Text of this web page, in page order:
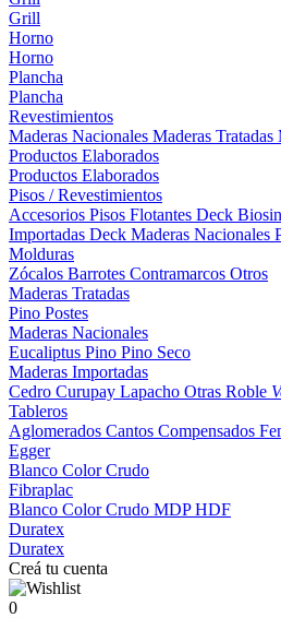
Grill
Horno
Horno
Plancha
Plancha
Revestimientos
Maderas Nacionales Maderas Tratadas
Productos Elaborados
Productos Elaborados
Pisos / Revestimientos
Accesorios Pisos Flotantes Deck
Importadas Deck Maderas Nacionales
Molduras
Zócalos Barrotes Contramarcos Otros
Maderas Tratadas
Pino Postes
Maderas Nacionales
Eucaliptus Pino Pino Seco
Maderas Importadas
Cedro Curupay Lapacho Otras Roble
Tableros
Aglomerados Cantos Compensados
Egger
Blanco ColorCrudo
Fibraplac
Blanco ColorCrudo MDPHDF
Duratex
Duratex
Creá tu cuenta
0